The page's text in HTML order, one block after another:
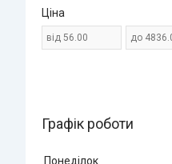
Ціна
Графік роботи
Понеділок